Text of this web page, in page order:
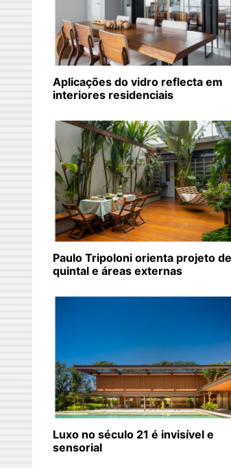
Aplicações do vidro reflecta em
interiores residenciais
Paulo Tripoloni orienta projeto de
quintal e áreas externas
Luxo no século 21 é invisível e
sensorial